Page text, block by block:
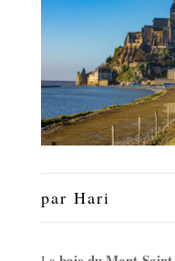
par Hari